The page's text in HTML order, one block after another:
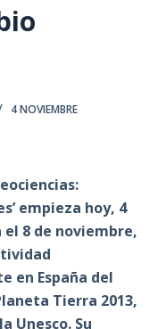
4 NOVIEMBRE
empieza hoy, 4
8 de noviembre,
en España del
Tierra 2013,
Unesco. Su